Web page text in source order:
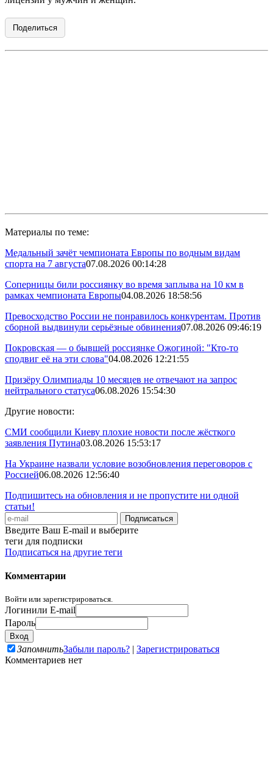
Поделиться
Материалы по теме:
Медальный зачёт чемпионата Европы по водным видам
спорта на 7 августа07.08.2026 00:14:28
Соперницы били россиянку во время заплыва на 10 км в
рамках чемпионата Европы04.08.2026 18:58:56
Превосходство России не понравилось конкурентам. Против
сборной выдвинули серьёзные обвинения07.08.2026 09:46:19
Покровская — о бывшей россиянке Ожогиной: "Кто-то
сподвиг её на эти слова"04.08.2026 12:21:55
Призёру Олимпиады 10 месяцев не отвечают на запрос
нейтрального статуса06.08.2026 15:54:30
Другие новости:
СМИ сообщили Киеву плохие новости после жёсткого
заявления Путина03.08.2026 15:53:17
На Украине назвали условие возобновления переговоров с
Россией06.08.2026 12:56:40
Подпишитесь на обновления и не пропустите ни одной
статьи!
Введите Ваш E-mail и выберите
теги для подписки
Подписаться на другие теги
Комментарии
Войти или зарегистрироваться.
Логинили E-mail
Пароль
ЗапомнитьЗабыли пароль? | Зарегистрироваться
Комментариев нет